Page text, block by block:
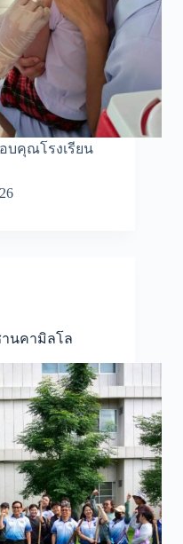
บคุณโรงเรียน
านคามิลโล